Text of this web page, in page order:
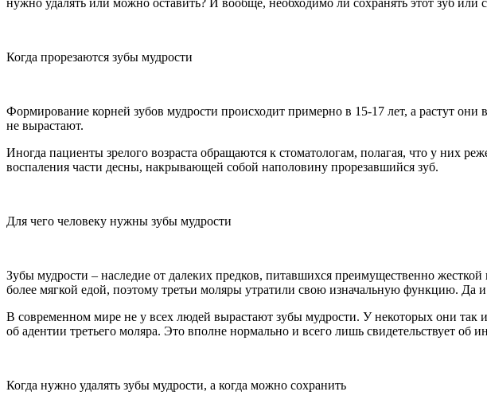
Когда прорезаются зубы мудрости
Формирование корней зубов мудрости происходит примерно в 15-17 лет, а растут
не вырастают.
Иногда пациенты зрелого возраста обращаются к стоматологам, полагая, что у них
воспаления части десны, накрывающей собой наполовину прорезавшийся зуб.
Для чего человеку нужны зубы мудрости
Зубы мудрости – наследие от далеких предков, питавшихся преимущественно
более мягкой едой, поэтому третьи моляры утратили свою изначальную функцию. Да
В современном мире не у всех людей вырастают зубы мудрости. У некоторых они так
об адентии третьего моляра. Это вполне нормально и всего лишь свидетельствует об
Когда нужно удалять зубы мудрости, а когда можно сохранить